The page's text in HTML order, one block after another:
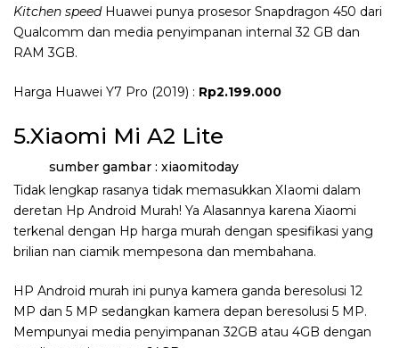
Kitchen speedHuawei punya prosesor Snapdragon 450 dari
Qualcomm dan media penyimpanan internal 32 GB dan
RAM 3GB.
Harga Huawei Y7 Pro (2019) : Rp2.199.000
5.Xiaomi Mi A2 Lite
sumber gambar : xiaomitoday
Tidak lengkap rasanya tidak memasukkan XIaomi dalam
deretan Hp Android Murah! Ya Alasannya karena Xiaomi
terkenal dengan Hp harga murah dengan spesifikasi yang
brilian nan ciamik mempesona dan membahana.
HP Android murah ini punya kamera ganda beresolusi 12
MP dan 5 MP sedangkan kamera depan beresolusi 5 MP.
Mempunyai media penyimpanan 32GB atau 4GB dengan